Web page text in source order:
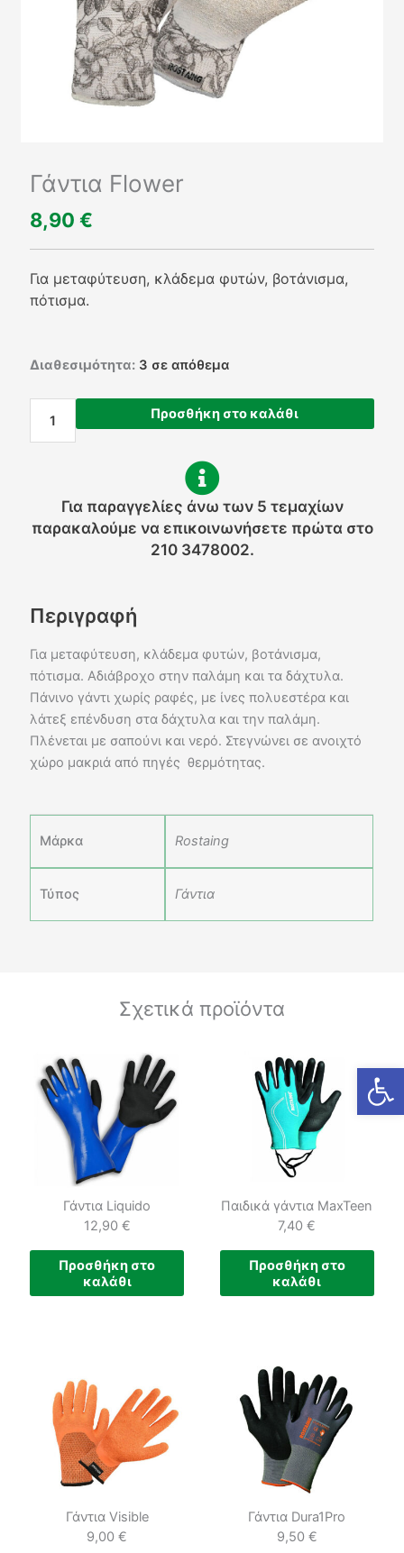
Γάντια Flower
8,90€
Για μεταφύτευση, κλάδεμα φυτών, βοτάνισμα,
πότισμα.
Διαθεσιμότητα: 3 σε απόθεμα
Γάντια
Προσθήκη στο καλάθι
Για παραγγελίες άνω των 5 τεμαχίων
παρακαλούμε να επικοινωνήσετε πρώτα στο
210 3478002.
Περιγραφή
Για μεταφύτευση, κλάδεμα φυτών, βοτάνισμα,
πότισμα. Αδιάβροχο στην παλάμη και τα δάχτυλα.
Πάνινο γάντι χωρίς ραφές, με ίνες πολυεστέρα και
λάτεξ επένδυση στα δάχτυλα και την παλάμη.
Πλένεται με σαπούνι και νερό. Στεγνώνει σε ανοιχτό
χώρο μακριά από πηγές θερμότητας.
Μάρκα Rostaing
Τύπος Γάντια
Σχετικά προϊόντα
Γάντια Liquido
12,90 €
Προσθήκη στο
καλάθι
Παιδικά γάντια MaxTeen
7,40€
Προσθήκη στο
καλάθι
Γάντια Visible
9,00€
Γάντια Dura1Pro
9,50 €